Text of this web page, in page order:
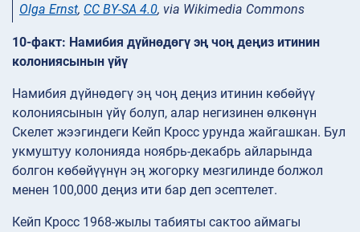
Olga Ernst, CC BY-SA 4.0, via Wikimedia Commons
10-факт: Намибия дүйнөдөгү эң чоң деңиз итинин
колониясынын үйү
Намибия дүйнөдөгү эң чоң деңиз итинин көбөйүү
колониясынын үйү болуп, алар негизинен өлкөнүн
Скелет жээгиндеги Кейп Кросс урунда жайгашкан. Бул
укмуштуу колонияда ноябрь-декабрь айларында
болгон көбөйүүнүн эң жогорку мезгилинде болжол
менен 100,000 деңиз ити бар деп эсептелет.
Кейп Кросс 1968-жылы табияты сактоо аймагы